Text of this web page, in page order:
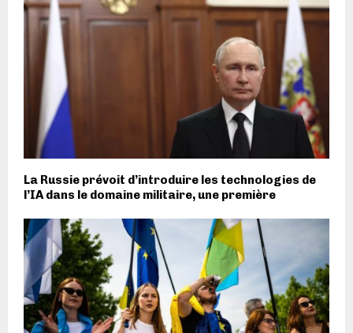
La Russie prévoit d’introduire les technologies de
l’IA dans le domaine militaire, une première